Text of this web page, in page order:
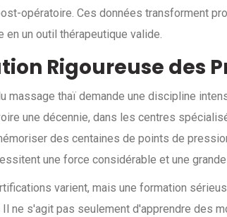
opératoire. Ces données transforment
en un outil thérapeutique valide.
Rigoureuse des
massage thaï demande une discipline
une décennie, dans les centres
des centaines de points de
une force considérable et une
varient, mais une formation
ne s'agit pas seulement d'apprendre des